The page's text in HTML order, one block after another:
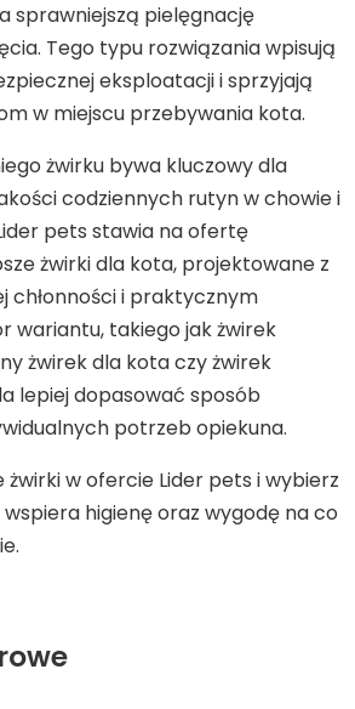
sprawniejszą pielęgnację
Tego typu rozwiązania wpisują
eksploatacji i sprzyjają
w miejscu przebywania kota.
żwirku bywa kluczowy dla
codziennych rutyn w chowie i
pets stawia na ofertę
żwirki dla kota, projektowane z
chłonności i praktycznym
wariantu, takiego jak żwirek
żwirek dla kota czy żwirek
lepiej dopasować sposób
potrzeb opiekuna.
w ofercie Lider pets i wybierz
higienę oraz wygodę na co